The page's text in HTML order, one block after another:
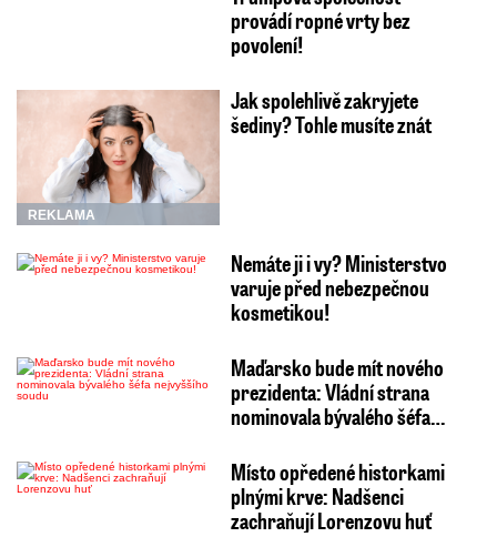
provádí ropné vrty bez
povolení!
REKLAMA
Jak spolehlivě zakryjete
šediny? Tohle musíte znát
Nemáte ji i vy? Ministerstvo
varuje před nebezpečnou
kosmetikou!
Maďarsko bude mít nového
prezidenta: Vládní strana
nominovala bývalého šéfa…
Místo opředené historkami
plnými krve: Nadšenci
zachraňují Lorenzovu huť